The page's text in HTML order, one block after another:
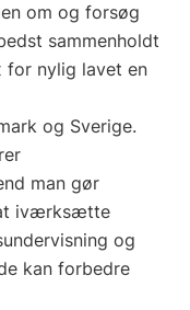
om og forsøg
sammenholdt
for nylig lavet en
og Sverige.
man gør
iværksætte
og
kan forbedre